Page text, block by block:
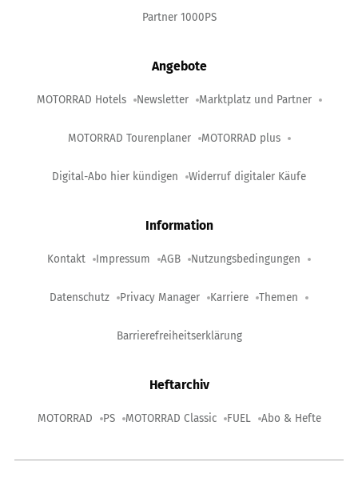
Partner 1000PS
Angebote
MOTORRAD Hotels Newsletter Marktplatz und Partner
MOTORRAD Tourenplaner MOTORRAD plus
Digital-Abo hier kündigen Widerruf digitaler Käufe
Information
Kontakt Impressum AGB Nutzungsbedingungen
Datenschutz Privacy Manager Karriere Themen
Barrierefreiheitserklärung
Heftarchiv
MOTORRAD PS MOTORRAD Classic FUEL Abo & Hefte